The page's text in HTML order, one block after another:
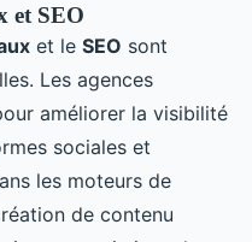
et SEO
et le SEO sont
Les agences
améliorer la visibilité
sociales et
les moteurs de
de contenu